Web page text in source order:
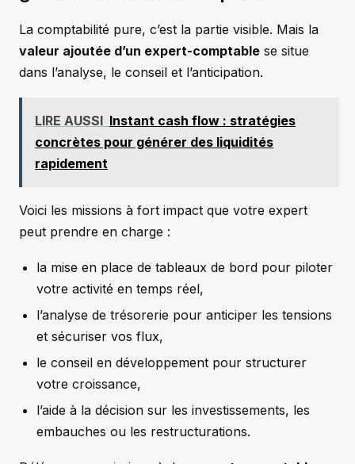
La comptabilité pure, c’est la partie visible. Mais la
valeur ajoutée d’un expert-comptable se situe
dans l’analyse, le conseil et l’anticipation.
LIRE AUSSI Instant cash flow : stratégies
concrètes pour générer des liquidités
rapidement
Voici les missions à fort impact que votre expert
peut prendre en charge :
la mise en place de tableaux de bord pour piloter
votre activité en temps réel,
l’analyse de trésorerie pour anticiper les tensions
et sécuriser vos flux,
le conseil en développement pour structurer
votre croissance,
l’aide à la décision sur les investissements, les
embauches ou les restructurations.